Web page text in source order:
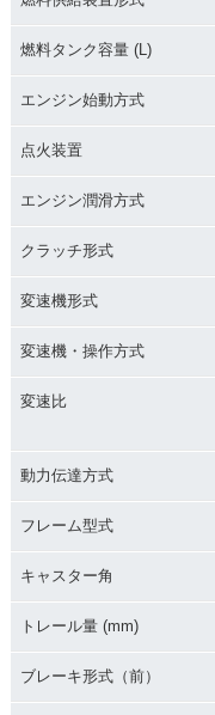
燃料タンク容量 (L)
エンジン始動方式
点火装置
エンジン潤滑方式
クラッチ形式
変速機形式
変速機・操作方式
変速比
動力伝達方式
フレーム型式
キャスター角
トレール量 (mm)
ブレーキ形式（前）